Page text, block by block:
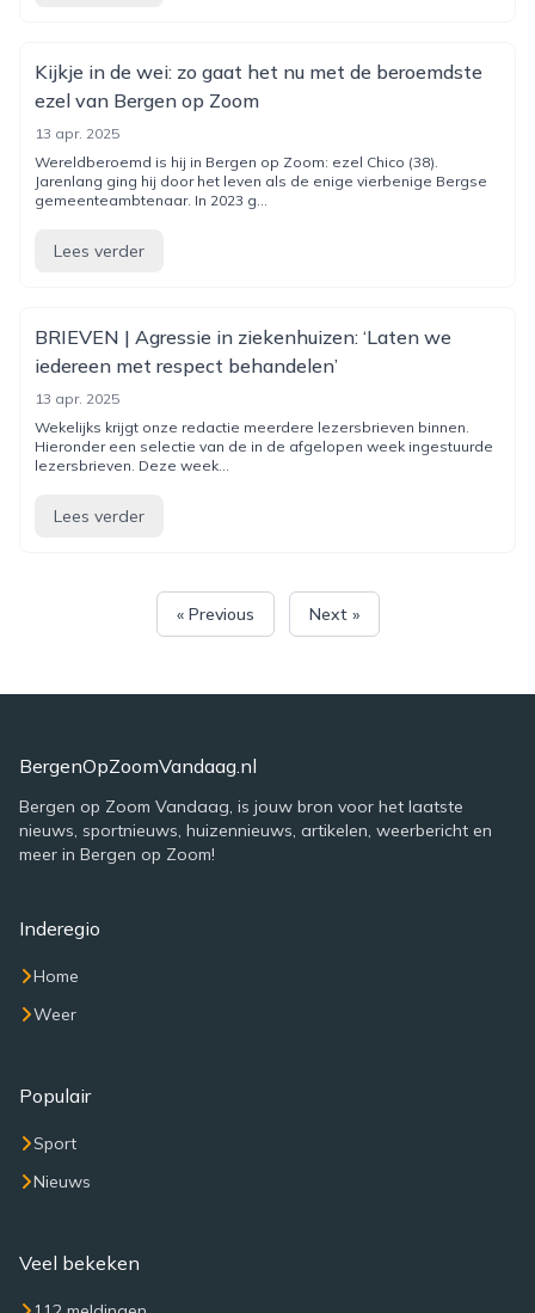
Kijkje in de wei: zo gaat het nu met de beroemdste
ezel van Bergen op Zoom
13 apr. 2025
Wereldberoemd is hij in Bergen op Zoom: ezel Chico (38).
Jarenlang ging hij door het leven als de enige vierbenige Bergse
gemeenteambtenaar. In 2023 g...
Lees verder
BRIEVEN | Agressie in ziekenhuizen: ‘Laten we
iedereen met respect behandelen’
13 apr. 2025
Wekelijks krijgt onze redactie meerdere lezersbrieven binnen.
Hieronder een selectie van de in de afgelopen week ingestuurde
lezersbrieven. Deze week...
Lees verder
« Previous Next »
BergenOpZoomVandaag.nl
Bergen op Zoom Vandaag, is jouw bron voor het laatste
nieuws, sportnieuws, huizennieuws, artikelen, weerbericht en
meer in Bergen op Zoom!
Inderegio
Home
Weer
Populair
Sport
Nieuws
Veel bekeken